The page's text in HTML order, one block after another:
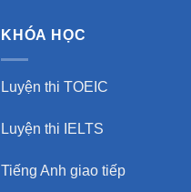
KHÓA HỌC
Luyện thi TOEIC
Luyện thi IELTS
Tiếng Anh giao tiếp